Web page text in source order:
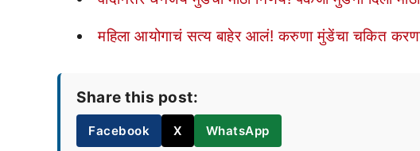
महिला आयोगाचं सत्य बाहेर आलं! करुणा मुंडेंचा चकित
Share this post:
Facebook X WhatsApp